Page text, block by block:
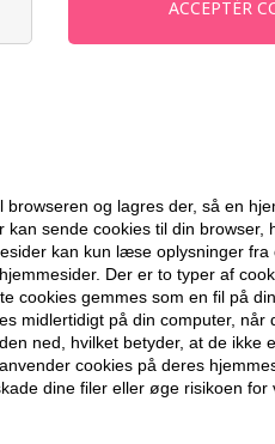
og lagres der, så en
sende cookies til din browser,
kan kun læse oplysninger fra
Der er to typer af
cookies gemmes som en fil på
midlertidigt på din computer, når
ned, hvilket betyder, at de ikke
cookies på deres
dine filer eller øge risikoen for
BESKRIVELSE
The Organic Pharmacy Double
Indhold: